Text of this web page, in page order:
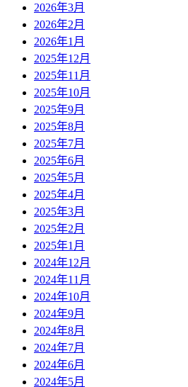
2026年3月
2026年2月
2026年1月
2025年12月
2025年11月
2025年10月
2025年9月
2025年8月
2025年7月
2025年6月
2025年5月
2025年4月
2025年3月
2025年2月
2025年1月
2024年12月
2024年11月
2024年10月
2024年9月
2024年8月
2024年7月
2024年6月
2024年5月